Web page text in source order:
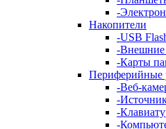
-
Накопители
-USB
-Внешние
-Карты
Периферийные
-Веб-
-
-
-